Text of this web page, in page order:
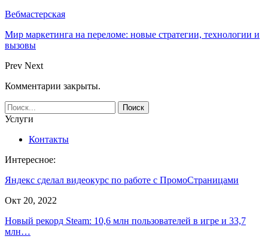
Вебмастерская
Мир маркетинга на переломе: новые стратегии, технологии и
вызовы
Prev Next
Комментарии закрыты.
Услуги
Контакты
Интересное:
Яндекс сделал видеокурс по работе с ПромоСтраницами
Окт 20, 2022
Новый рекорд Steam: 10,6 млн пользователей в игре и 33,7
млн…